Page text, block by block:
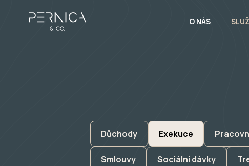
O NÁS
Důchody Exekuce
Smlouvy Sociální dávky